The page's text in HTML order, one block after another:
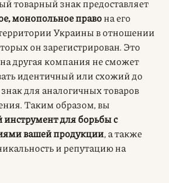
товарный знак предоставляет
монопольное правона его
Украины в отношении
он зарегистрирован. Это
другая компания не сможет
идентичный или схожий до
для аналогичных товаров
Таким образом, вы
для борьбы с
вашей продукции, а также
и репутацию на